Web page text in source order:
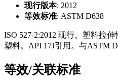
现行版本: 2012
等效标准: ASTM D638
ISO 527-2:2012 现行。塑料拉
塑料。API 17J引用。与ASTM
等效/关联标准